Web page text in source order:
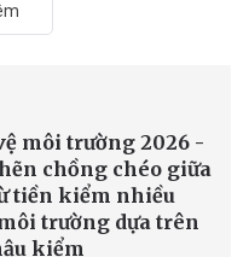
môi trường 2026 -
chồng chéo giữa
tiền kiểm nhiều
trường dựa trên
kiểm